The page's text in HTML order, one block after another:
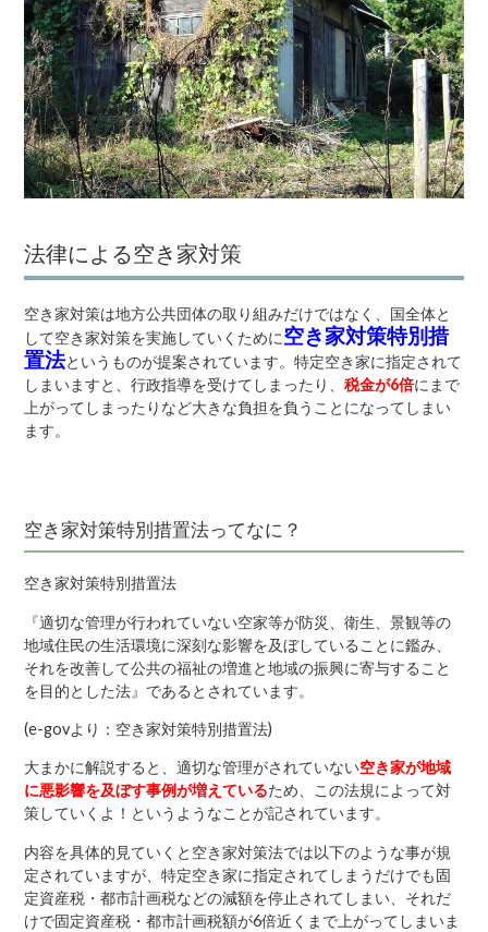
法律による空き家対策
空き家対策は地方公共団体の取り組みだけではなく、国全体と
して空き家対策を実施していくために空き家対策特別措
置法というものが提案されています。特定空き家に指定されて
しまいますと、行政指導を受けてしまったり、税金が6倍にまで
上がってしまったりなど大きな負担を負うことになってしまい
ます。
空き家対策特別措置法ってなに？
空き家対策特別措置法
『適切な管理が行われていない空家等が防災、衛生、景観等の
地域住民の生活環境に深刻な影響を及ぼしていることに鑑み、
それを改善して公共の福祉の増進と地域の振興に寄与すること
を目的とした法』であるとされています。
(e-govより：空き家対策特別措置法)
大まかに解説すると、適切な管理がされていない空き家が地域
に悪影響を及ぼす事例が増えているため、この法規によって対
策していくよ！というようなことが記されています。
内容を具体的見ていくと空き家対策法では以下のような事が規
定されていますが、特定空き家に指定されてしまうだけでも固
定資産税・都市計画税などの減額を停止されてしまい、それだ
けで固定資産税・都市計画税額が6倍近くまで上がってしまいま